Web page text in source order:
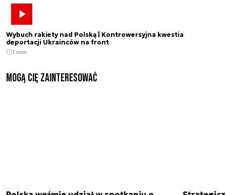
Wybuch rakiety nad Polską | Kontrowersyjna kwestia
deportacji Ukrainców na front
1 min.
Mogą Cię zainteresować